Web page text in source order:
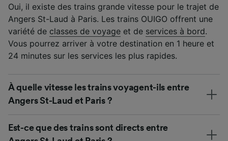
Oui, il existe des trains grande vitesse pour le trajet de
Angers St-Laud à Paris. Les trains OUIGO offrent une
variété de classes de voyage et de services à bord.
Vous pourrez arriver à votre destination en 1 heure et
24 minutes sur les services les plus rapides.
À quelle vitesse les trains voyagent-ils entre
Angers St-Laud et Paris ?
Est-ce que des trains sont directs entre